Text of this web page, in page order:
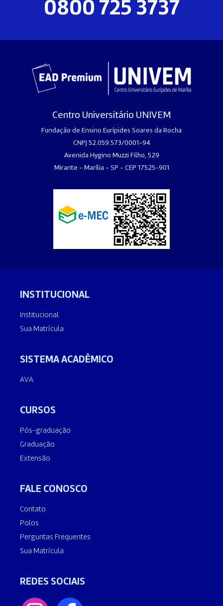
0800 725 3737
Centro Universitário UNIVEM
Fundação de Ensino Eurípides Soares da Rocha
CNPJ 52.059.573/0001-94
Avenida Hygino Muzzi Filho, 529
Mirante - Marília - SP - CEP 17525-901
INSTITUCIONAL
Institucional
Sua Matrícula
SISTEMA ACADÊMICO
AVA
CURSOS
Pós-graduação
Graduação
Extensão
FALE CONOSCO
Contato
Polos
Perguntas Frequentes
Sua Matrícula
REDES SOCIAIS